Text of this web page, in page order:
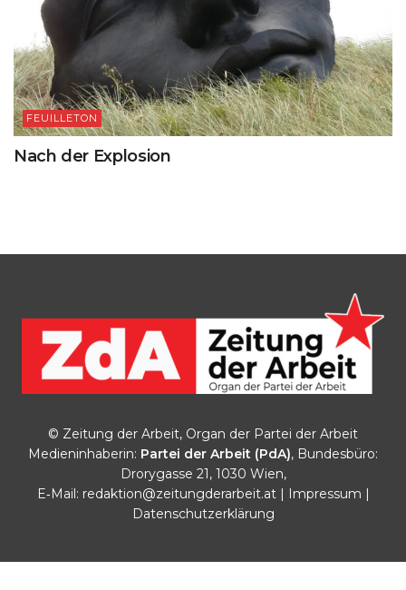
FEUILLETON
Nach der Explosion
© Zeitung der Arbeit, Organ der Partei der Arbeit
Medieninhaberin: Partei der Arbeit (PdA), Bundesbüro:
Drorygasse 21, 1030 Wien,
E‑Mail: redaktion@zeitungderarbeit.at| Impressum |
Datenschutzerklärung